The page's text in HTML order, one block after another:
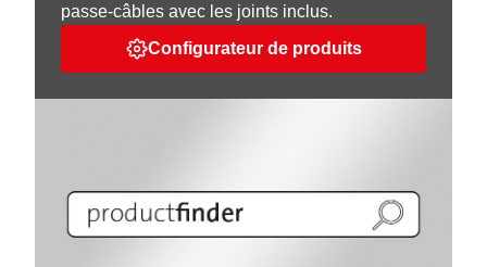
passe-câbles avec les joints inclus.
Configurateur de produits